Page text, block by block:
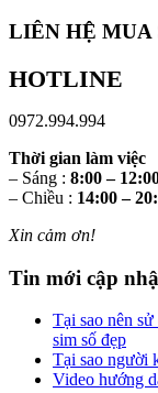
LIÊN HỆ MUA
HOTLINE
0972.994.994
Thời gian làm việc
– Sáng : 8:00 –
– Chiều : 14:00 –
Xin cảm ơn!
Tin mới cập
Tại sao nên
sim số đẹp
Tại sao người
Video hướng